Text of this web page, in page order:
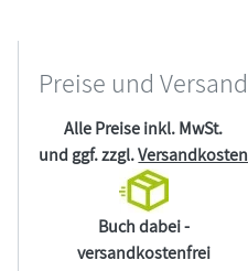
Preise und Versand
Alle Preise inkl. MwSt.
und ggf. zzgl.Versandkosten
Buch dabei -
versandkostenfrei